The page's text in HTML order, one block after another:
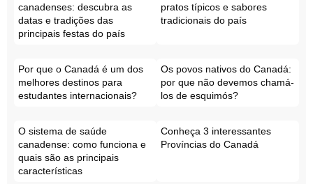
canadenses: descubra as
datas e tradições das
principais festas do país
pratos típicos e sabores
tradicionais do país
Por que o Canadá é um dos
melhores destinos para
estudantes internacionais?
Os povos nativos do Canadá:
por que não devemos chamá-
los de esquimós?
O sistema de saúde
canadense: como funciona e
quais são as principais
características
Conheça 3 interessantes
Províncias do Canadá